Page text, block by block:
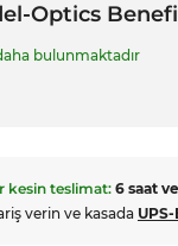
Optics
bulunmaktadır
kesin teslimat: 6 saat
verin ve kasada